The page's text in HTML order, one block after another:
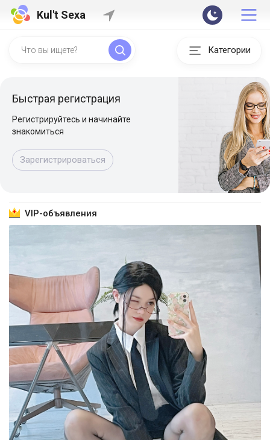
Kul't Sexa
Категории
Быстрая регистрация
Регистрируйтесь и начинайте
знакомиться
Зарегистрироваться
VIP-объявления